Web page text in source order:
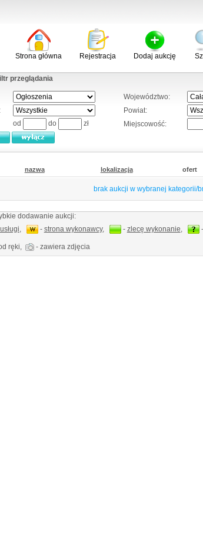
Dodaj aukcję
Rejestracja
Strona główna
przeglądania
Województwo:
Powiat:
od do zł Miejscowość:
nazwa lokalizacja ofert
brak aukcji w wybranej kategorii/
dodawanie aukcji:
, - strona wykonawcy, - zlecę wykonanie, -
ręki, - zawiera zdjęcia